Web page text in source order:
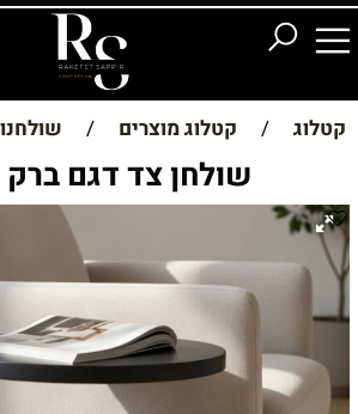
קטלוג / קטלוג מוצרים /
שולחן צד דגם